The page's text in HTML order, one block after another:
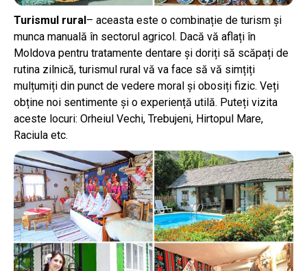
Turismul rural – aceasta este o combinație de turism și
munca manuală în sectorul agricol. Dacă vă aflați în
Moldova pentru tratamente dentare și doriți să scăpați de
rutina zilnică, turismul rural vă va face să vă simțiți
mulțumiți din punct de vedere moral și obosiți fizic. Veți
obține noi sentimente și o experiență utilă. Puteți vizita
aceste locuri: Orheiul Vechi, Trebujeni, Hirtopul Mare,
Raciula etc.